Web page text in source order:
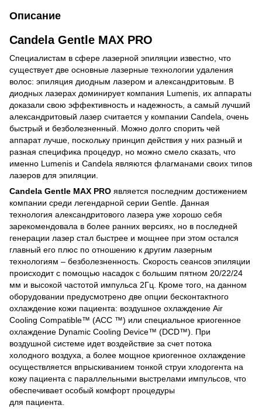
Описание
Candela Gentle MAX PRO
Специалистам в сфере лазерной эпиляции известно, что
существует две основные лазерные технологии удаления
волос: эпиляция диодным лазером и александритовым. В
диодных лазерах доминирует компания Lumenis, их аппараты
доказали свою эффективность и надежность, а самый лучший
александритовый лазер считается у компании Candela, очень
быстрый и безболезненный. Можно долго спорить чей
аппарат лучше, поскольку принцип действия у них разный и
разная специфика процедур, но можно смело сказать, что
именно Lumenis и Candela являются флагманами своих типов
лазеров для эпиляции.
Candela Gentle MAX PRO является последним достижением
компании среди легендарной серии Gentle. Данная
технология александритового лазера уже хорошо себя
зарекомендовала в более ранних версиях, но в последней
генерации лазер стал быстрее и мощнее при этом остался
главный его плюс по отношению к другим лазерным
технологиям – безболезненность. Скорость сеансов эпиляции
происходит с помощью насадок с большим пятном 20/22/24
мм и высокой частотой импульса 2Гц. Кроме того, на данном
оборудовании предусмотрено две опции бесконтактного
охлаждение кожи пациента: воздушное охлаждение Air
Cooling Compatible™ (ACC ™) или специальное криогенное
охлаждение Dynamic Cooling Device™ (DCD™). При
воздушной системе идет воздействие за счет потока
холодного воздуха, а более мощное криогенное охлаждение
осуществляется впрыскиванием тонкой струи хлодогента на
кожу пациента с параллельными выстрелами импульсов, что
обеспечивает особый комфорт процедуры
для пациента.